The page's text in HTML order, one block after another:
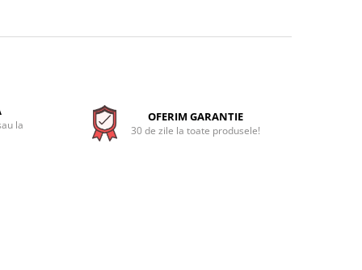
la
OFERIM GARANTIE
30 de zile la toate produsele!